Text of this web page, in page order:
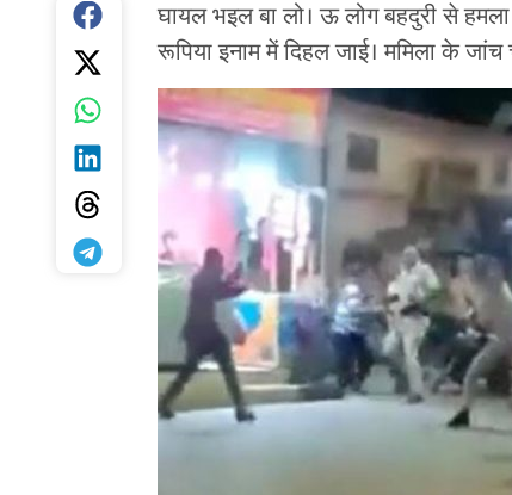
घायल भइल बा लो। ऊ लोग बहदुरी से
रूपिया इनाम में दिहल जाई। ममिला के